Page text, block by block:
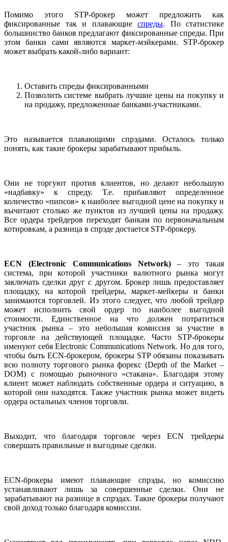
Помимо этого STP-брокер может предложить как
фиксированные так и плавающие спреды. По статистике
большинство банков предлагают фиксированные спреды. При
этом банки сами являются маркет-мэйкерами. STP-брокер
может выбрать какой-либо вариант:
Оставить спреды фиксированными
Позволить системе выбрать лучшие цены на покупку и
на продажу, предложенные банками-участниками.
Это называется плавающими спрэдами. Осталось только
понять, как такие брокеры зарабатывают прибыль.
Они не торгуют против клиентов, но делают небольшую
«надбавку» к спреду. Т.е. прибавляют определенное
количество «пипсов» к наиболее выгодной цене на покупку и
вычитают столько же пунктов из лучшей цены на продажу.
Все ордера трейдеров переходят банкам по первоначальным
котировкам, а разница в спрэде достается STP-брокеру.
ECN (Electronic Communications Network)– это такая
система, при которой участники валютного рынка могут
заключать сделки друг с другом. Брокер лишь предоставляет
площадку, на которой трейдеры, маркет-мейкеры и банки
занимаются торговлей. Из этого следует, что любой трейдер
может исполнить свой ордер по наиболее выгодной
стоимости. Единственное на что должен потратиться
участник рынка – это небольшая комиссия за участие в
торговле на действующей площадке. Часто STP-брокеры
именуют себя Electronic Communications Network. Но для того,
чтобы быть ECN-брокером, брокеры STP обязаны показывать
всю полноту торгового рынка форекс (Depth of the Market –
DOM) с помощью рыночного «стакана». Благодаря этому
клиент может наблюдать собственные ордера и ситуацию, в
которой они находятся. Также участник рынка может видеть
ордера остальных членов торговли.
Выходит, что благодаря торговле через ECN трейдеры
совершать правильные и выгодные сделки.
ECN-брокеры имеют плавающие спрэды, но комиссию
устанавливают лишь за совершенные сделки. Они не
зарабатывают на разнице в спрэдах. Такие брокеры получают
свой доход только благодаря комиссии.